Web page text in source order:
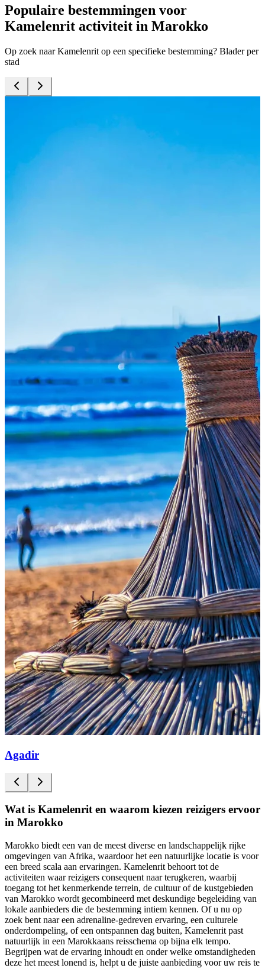
Populaire bestemmingen voor
Kamelenrit activiteit in Marokko
Op zoek naar Kamelenrit op een specifieke bestemming? Blader per
stad
Agadir
Wat is Kamelenrit en waarom kiezen reizigers ervoor
in Marokko
Marokko biedt een van de meest diverse en landschappelijk rijke
omgevingen van Afrika, waardoor het een natuurlijke locatie is voor
een breed scala aan ervaringen. Kamelenrit behoort tot de
activiteiten waar reizigers consequent naar terugkeren, waarbij
toegang tot het kenmerkende terrein, de cultuur of de kustgebieden
van Marokko wordt gecombineerd met deskundige begeleiding van
lokale aanbieders die de bestemming intiem kennen. Of u nu op
zoek bent naar een adrenaline-gedreven ervaring, een culturele
onderdompeling, of een ontspannen dag buiten, Kamelenrit past
natuurlijk in een Marokkaans reisschema op bijna elk tempo.
Begrijpen wat de ervaring inhoudt en onder welke omstandigheden
deze het meest lonend is, helpt u de juiste aanbieding voor uw reis te